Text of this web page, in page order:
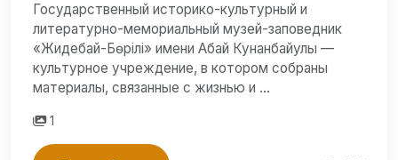
Государственный историко-культурный и
литературно-мемориальный музей-заповедник
«Жидебай-Бөрілі» имени Абай Кунанбайулы —
культурное учреждение, в котором собраны
материалы, связанные с жизнью и …
1